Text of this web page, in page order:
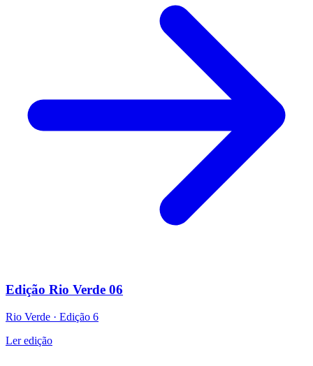
Edição Rio Verde 06
Rio Verde · Edição 6
Ler edição